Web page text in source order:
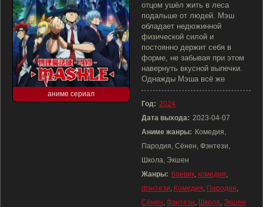
аниме сериал
отцом ушёл жить в леса
подальше от людей. Мэш
обладает недюжинной
физической силой и
постоянно держит себя в
форме, не забывая при этом
навернуть вкусной выпечки.
Однажды Мэша всё же
Год: 2024
Дата выхода: 2023-04-07
Аниме жанры: Комедия,
Пародия, Сёнен, Фэнтези,
Школа, Экшен
Жанры: боевик, комедия,
фэнтези, Комедия, Пародия,
Сёнен, Фэнтези, Школа, Экшен